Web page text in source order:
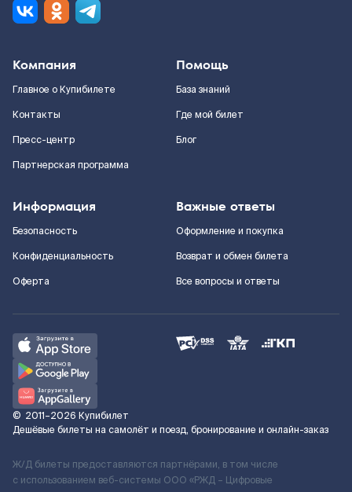
Компания
Главное о Купибилете
Контакты
Пресс-центр
Партнерская программа
Помощь
База знаний
Где мой билет
Блог
Информация
Безопасность
Конфиденциальность
Оферта
Важные ответы
Оформление и покупка
Возврат и обмен билета
Все вопросы и ответы
© 2011–2026 Купибилет
Дешёвые билеты на самолёт и поезд, бронирование и онлайн-заказ
Ж/Д билеты предоставляются партнёрами, в том числе
с использованием веб-системы ООО «РЖД – Цифровые